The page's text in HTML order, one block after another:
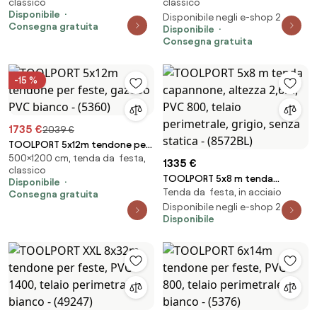
perimetrale, bianco - (7859)
classico
Disponibile
Consegna gratuita
perimetrale, bianco - (7684BL)
classico
Disponibile negli e-shop 2
Disponibile
Consegna gratuita
-15 %
1735 €2039 €
TOOLPORT 5x12m tendone per
feste, gazebo PVC bianco -
(5360)
500×1200 cm, tenda da festa,
classico
Disponibile
Consegna gratuita
1335 €
TOOLPORT 5x8 m tenda
capannone, altezza 2,6m, PVC
800, telaio perimetrale, grigio,
senza statica - (8572BL)
Tenda da festa, in acciaio
Disponibile negli e-shop 2
Disponibile